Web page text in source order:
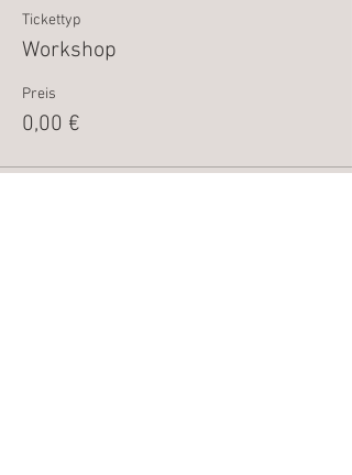
Tickettyp
Workshop
Preis
0,00 €